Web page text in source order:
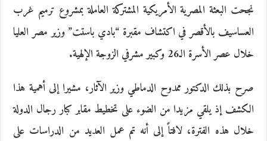
نجحت البعثة المصرية الأمريكية المشتركة العاملة بمشروع ترميم غرب
العساسيف بالأقصر في اكتشاف مقبرة “بادي باستت” وزير مصر العليا
خلال عصر الأسرة الـ26 وكبير مشرفي الزوجة الإلهية.
صرح بذلك الدكتور ممدوح الدماطي وزير الآثار، مشيرا إلى أهمية هذا
الكشف إذ يلقي مزيدا من الضوء على تخطيط مقابر كبار رجال الدولة
خلال هذه الفترة، لافتاً إلى أنه تم عمل العديد من الدراسات على